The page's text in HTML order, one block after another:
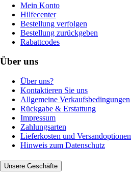
Mein Konto
Hilfecenter
Bestellung verfolgen
Bestellung zurückgeben
Rabattcodes
Über uns
Über uns?
Kontaktieren Sie uns
Allgemeine Verkaufsbedingungen
Rückgabe & Erstattung
Impressum
Zahlungsarten
Lieferkosten und Versandoptionen
Hinweis zum Datenschutz
Unsere Geschäfte